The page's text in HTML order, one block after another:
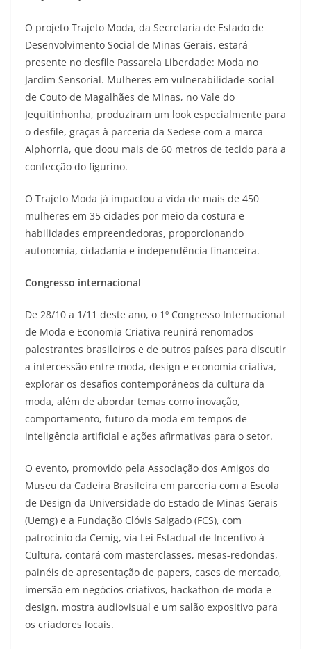
O projeto Trajeto Moda, da Secretaria de Estado de
Desenvolvimento Social de Minas Gerais, estará
presente no desfile Passarela Liberdade: Moda no
Jardim Sensorial. Mulheres em vulnerabilidade social
de Couto de Magalhães de Minas, no Vale do
Jequitinhonha, produziram um look especialmente para
o desfile, graças à parceria da Sedese com a marca
Alphorria, que doou mais de 60 metros de tecido para a
confecção do figurino.
O Trajeto Moda já impactou a vida de mais de 450
mulheres em 35 cidades por meio da costura e
habilidades empreendedoras, proporcionando
autonomia, cidadania e independência financeira.
Congresso internacional
De 28/10 a 1/11 deste ano, o 1º Congresso Internacional
de Moda e Economia Criativa reunirá renomados
palestrantes brasileiros e de outros países para discutir
a intercessão entre moda, design e economia criativa,
explorar os desafios contemporâneos da cultura da
moda, além de abordar temas como inovação,
comportamento, futuro da moda em tempos de
inteligência artificial e ações afirmativas para o setor.
O evento, promovido pela Associação dos Amigos do
Museu da Cadeira Brasileira em parceria com a Escola
de Design da Universidade do Estado de Minas Gerais
(Uemg) e a Fundação Clóvis Salgado (FCS), com
patrocínio da Cemig, via Lei Estadual de Incentivo à
Cultura, contará com masterclasses, mesas-redondas,
painéis de apresentação de papers, cases de mercado,
imersão em negócios criativos, hackathon de moda e
design, mostra audiovisual e um salão expositivo para
os criadores locais.